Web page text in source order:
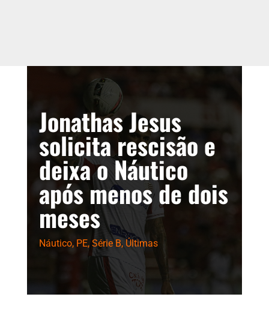
Jonathas Jesus
solicita rescisão e
deixa o Náutico
após menos de dois
meses
Náutico, PE, Série B, Últimas